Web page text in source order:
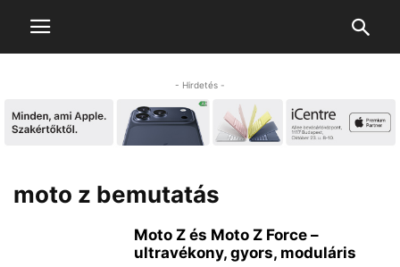
- Hirdetés -
moto z bemutatás
Moto Z és Moto Z Force –
ultravékony, gyors, moduláris